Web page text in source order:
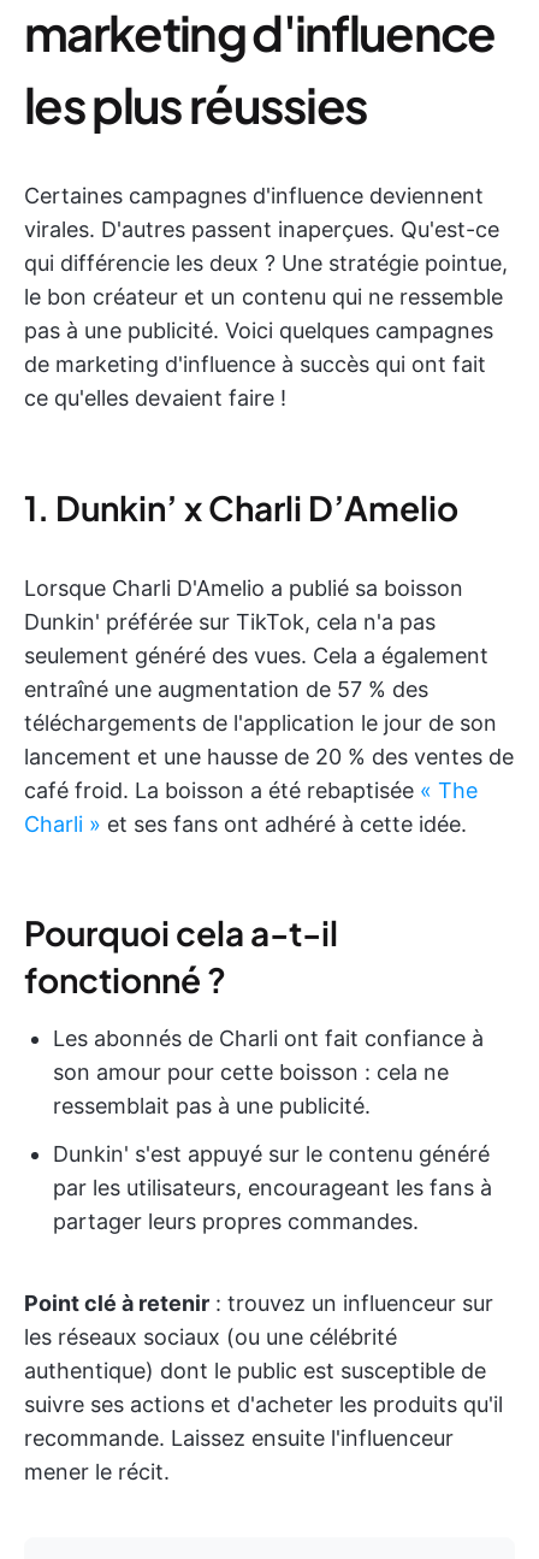
marketing d'influence
les plus réussies
Certaines campagnes d'influence deviennent
virales. D'autres passent inaperçues. Qu'est-ce
qui différencie les deux ? Une stratégie pointue,
le bon créateur et un contenu qui ne ressemble
pas à une publicité. Voici quelques campagnes
de marketing d'influence à succès qui ont fait
ce qu'elles devaient faire !
1. Dunkin’ x Charli D’Amelio
Lorsque Charli D'Amelio a publié sa boisson
Dunkin' préférée sur TikTok, cela n'a pas
seulement généré des vues. Cela a également
entraîné une augmentation de 57 % des
téléchargements de l'application le jour de son
lancement et une hausse de 20 % des ventes de
café froid. La boisson a été rebaptisée « The
Charli » et ses fans ont adhéré à cette idée.
Pourquoi cela a-t-il
fonctionné ?
Les abonnés de Charli ont fait confiance à
son amour pour cette boisson : cela ne
ressemblait pas à une publicité.
Dunkin' s'est appuyé sur le contenu généré
par les utilisateurs, encourageant les fans à
partager leurs propres commandes.
Point clé à retenir : trouvez un influenceur sur
les réseaux sociaux (ou une célébrité
authentique) dont le public est susceptible de
suivre ses actions et d'acheter les produits qu'il
recommande. Laissez ensuite l'influenceur
mener le récit.